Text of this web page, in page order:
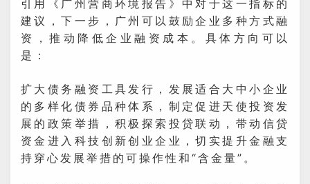
引用《广州营商环境报告》中对于这一指标的
建议，下一步，广州可以鼓励企业多种方式融
资，推动降低企业融资成本。具体方向可以
是：
扩大债务融资工具发行，发展适合大中小企业
的多样化债券品种体系，制定促进天使投资发
展的政策举措，积极探索投贷联动，带动信贷
资金进入科技创新创业企业，切实提升金融支
持穿心发展举措的可操作性和“含金量”。